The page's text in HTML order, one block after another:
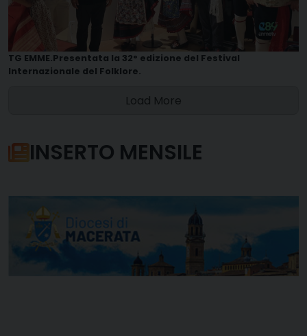
TG EMME.Presentata la 32° edizione del Festival
Internazionale del Folklore.
Load More
INSERTO MENSILE